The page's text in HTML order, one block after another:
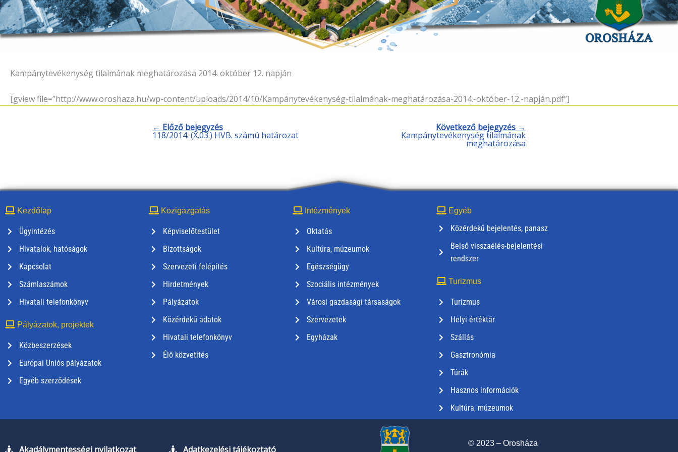
Kampánytevékenység tilalmának meghatározása 2014. október 12. napján
[gview file=”http://www.oroshaza.hu/wp-content/uploads/2014/10/Kampánytevékenység-tilalmának-meghatározása-2014.-október-12.-napján.pdf”]
← Előző bejegyzés
118/2014. (X.03.) HVB. számú határozat
Következő bejegyzés →
Kampánytevékenység tilalmának
meghatározása
Kezdőlap
Ügyintézés
Hivatalok, hatóságok
Kapcsolat
Számlaszámok
Hivatali telefonkönyv
Pályázatok, projektek
Közbeszerzések
Európai Uniós pályázatok
Egyéb szerződések
Közigazgatás
Képviselőtestület
Bizottságok
Szervezeti felépítés
Hirdetmények
Pályázatok
Közérdekű adatok
Hivatali telefonkönyv
Élő közvetítés
Intézmények
Oktatás
Kultúra, múzeumok
Egészségügy
Szociális intézmények
Városi gazdasági társaságok
Szervezetek
Egyházak
Egyéb
Közérdekű bejelentés, panasz
Belső visszaélés-bejelentési
rendszer
Turizmus
Turizmus
Helyi értéktár
Szállás
Gasztronómia
Túrák
Hasznos információk
Kultúra, múzeumok
Akadálymentességi nyilatkozat Adatkezelési tájékoztató
© 2023 – Orosháza